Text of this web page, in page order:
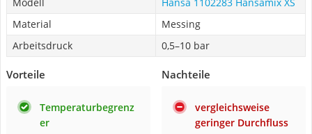
Material
Messing
Arbeitsdruck
0,5–10 bar
Vorteile
Temperaturbegrenz
er
Nachteile
vergleichsweise
geringer Durchfluss